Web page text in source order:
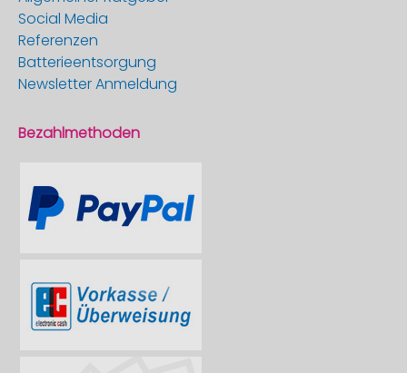
Social Media
Referenzen
Batterieentsorgung
Newsletter Anmeldung
Bezahlmethoden